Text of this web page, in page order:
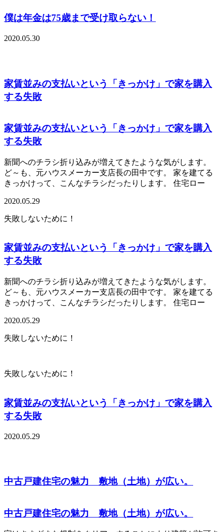
僕は年金は75歳まで受け取らない！
2020.05.30
家賃並みの支払いという「きっかけ」で家を購入
する失敗
家賃並みの支払いという「きっかけ」で家を購入
する失敗
新聞へのチラシ折り込みが増えてきたような気がします。
ど～も、元ハウスメーカー支店長の田中です。 家を建てる
きっかけって、こんなチラシだったりします。 住宅ロー
2020.05.29
失敗しないために！
家賃並みの支払いという「きっかけ」で家を購入
する失敗
新聞へのチラシ折り込みが増えてきたような気がします。
ど～も、元ハウスメーカー支店長の田中です。 家を建てる
きっかけって、こんなチラシだったりします。 住宅ロー
2020.05.29
失敗しないために！
失敗しないために！
家賃並みの支払いという「きっかけ」で家を購入
する失敗
2020.05.29
中古戸建住宅の魅力 敷地（土地）が広い。
中古戸建住宅の魅力 敷地（土地）が広い。